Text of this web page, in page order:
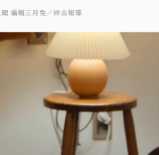
編輯三月兔／綜合報導